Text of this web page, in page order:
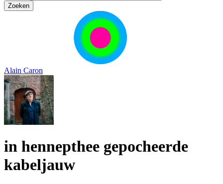
Alain Caron
in hennepthee gepocheerde
kabeljauw